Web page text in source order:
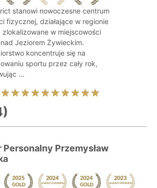
stanowi nowoczesne centrum
fizycznej, działające w regionie
zlokalizowane w miejscowości
Jeziorem Żywieckim.
koncentruje się na
sportu przez cały rok,
...
Personalny Przemysław